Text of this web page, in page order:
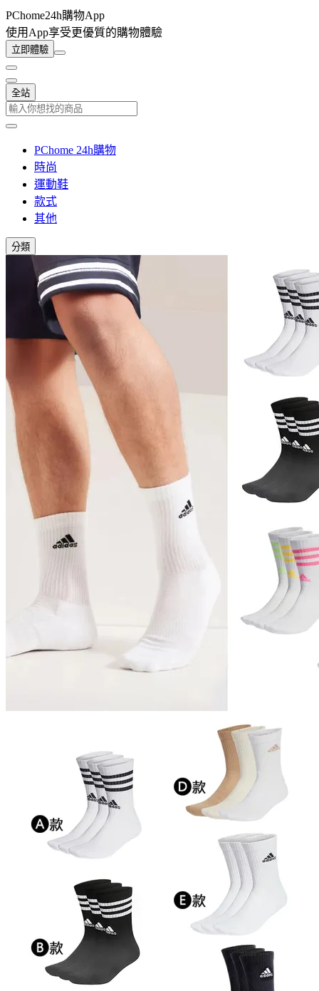
PChome24h購物App
使用App享受更優質的購物體驗
立即體驗
全站
PChome 24h購物
時尚
運動鞋
款式
其他
分類